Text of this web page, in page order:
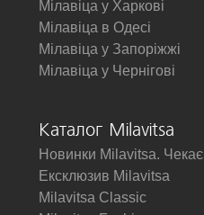
Мілавіца у Харкові
Мілавіца в Одесі
Мілавіца у Запоріжжі
Мілавіца у Чернігові
Каталог Milavitsa
Новинки Milavitsa.
Ексклюзив Milavitsa
Milavitsa Classic